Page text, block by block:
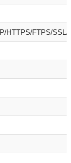
HTTPS/FTPS/SSL/